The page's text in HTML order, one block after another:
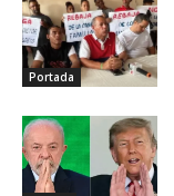
Portada